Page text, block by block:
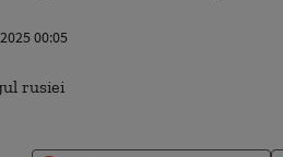
00:05